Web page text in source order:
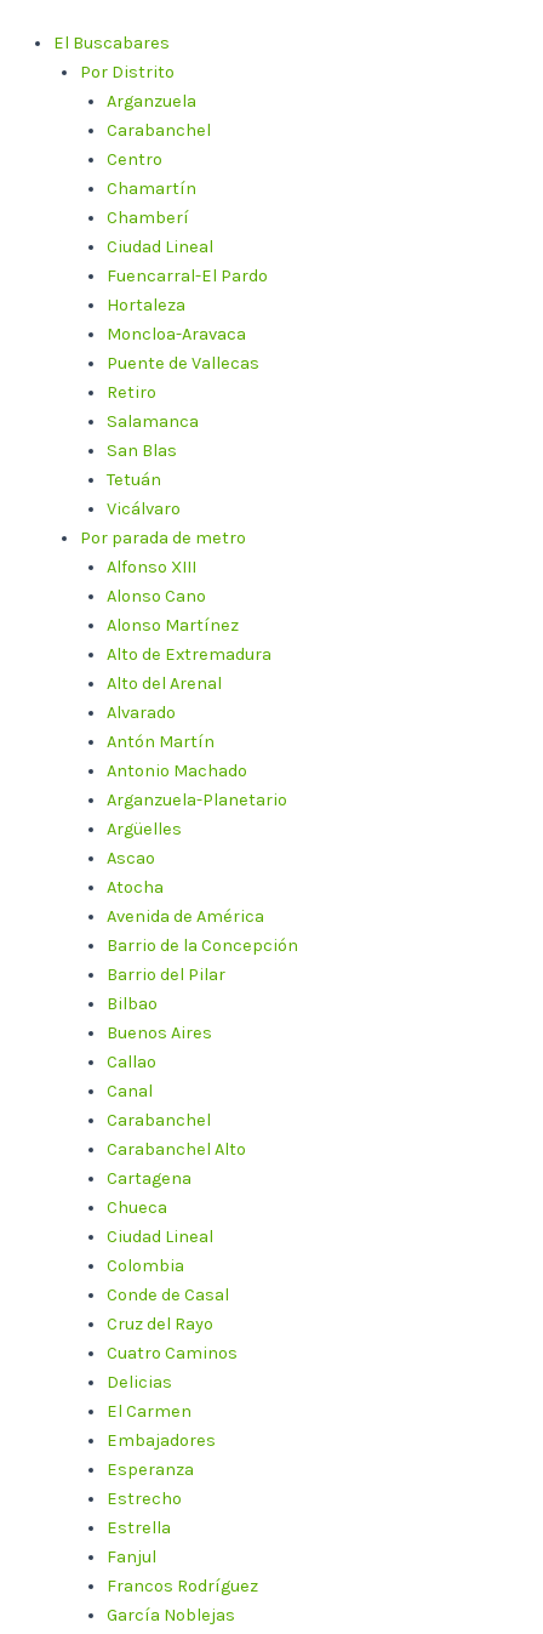
contenido
El Buscabares
Por Distrito
Arganzuela
Carabanchel
Centro
Chamartín
Chamberí
Ciudad Lineal
Fuencarral-El Pardo
Hortaleza
Moncloa-Aravaca
Puente de Vallecas
Retiro
Salamanca
San Blas
Tetuán
Vicálvaro
Por parada de metro
Alfonso XIII
Alonso Cano
Alonso Martínez
Alto de Extremadura
Alto del Arenal
Alvarado
Antón Martín
Antonio Machado
Arganzuela-Planetario
Argüelles
Ascao
Atocha
Avenida de América
Barrio de la Concepción
Barrio del Pilar
Bilbao
Buenos Aires
Callao
Canal
Carabanchel
Carabanchel Alto
Cartagena
Chueca
Ciudad Lineal
Colombia
Conde de Casal
Cruz del Rayo
Cuatro Caminos
Delicias
El Carmen
Embajadores
Esperanza
Estrecho
Estrella
Fanjul
Francos Rodríguez
García Noblejas